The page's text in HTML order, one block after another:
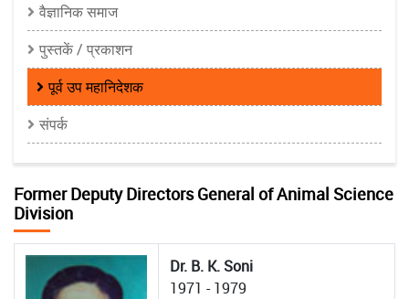
वैज्ञानिक समाज
पुस्तकें / प्रकाशन
पूर्व उप महानिदेशक
संपर्क
Former Deputy Directors General of Animal Science
Division
Dr. B. K. Soni
1971 - 1979